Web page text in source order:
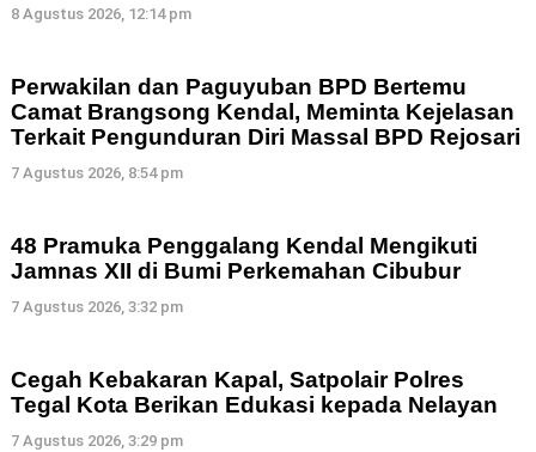
8 Agustus 2026, 12:14 pm
Perwakilan dan Paguyuban BPD Bertemu
Camat Brangsong Kendal, Meminta Kejelasan
Terkait Pengunduran Diri Massal BPD Rejosari
7 Agustus 2026, 8:54 pm
48 Pramuka Penggalang Kendal Mengikuti
Jamnas XII di Bumi Perkemahan Cibubur
7 Agustus 2026, 3:32 pm
Cegah Kebakaran Kapal, Satpolair Polres
Tegal Kota Berikan Edukasi kepada Nelayan
7 Agustus 2026, 3:29 pm